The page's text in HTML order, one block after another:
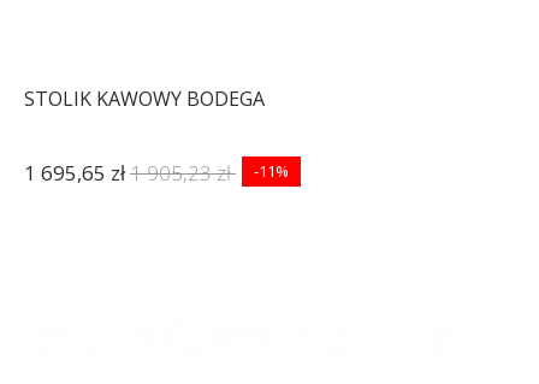
STOLIK KAWOWY BODEGA
1 695,65 zł1 905,23 zł -11%